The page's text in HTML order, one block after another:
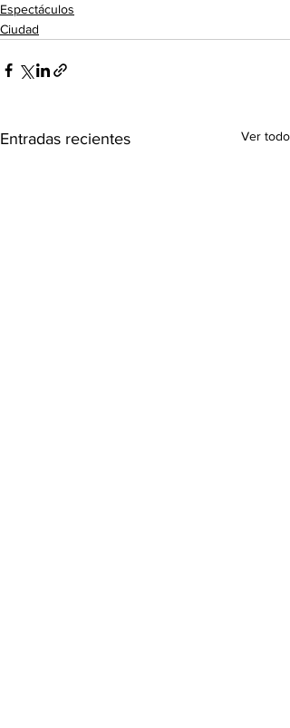
Espectáculos
Ciudad
Entradas recientes Ver todo